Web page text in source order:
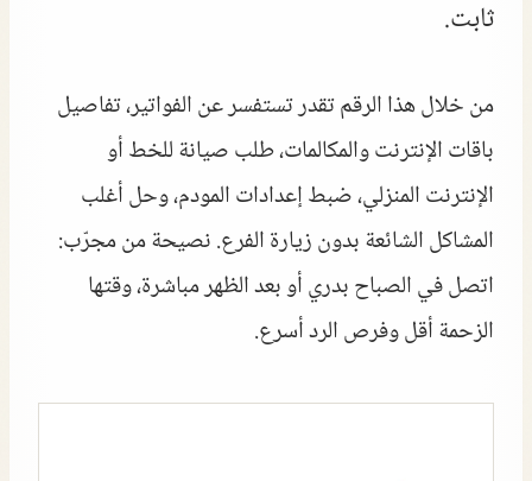
ثابت.
من خلال هذا الرقم تقدر تستفسر عن الفواتير، تفاصيل
باقات الإنترنت والمكالمات، طلب صيانة للخط أو
الإنترنت المنزلي، ضبط إعدادات المودم، وحل أغلب
المشاكل الشائعة بدون زيارة الفرع. نصيحة من مجرّب:
اتصل في الصباح بدري أو بعد الظهر مباشرة، وقتها
الزحمة أقل وفرص الرد أسرع.